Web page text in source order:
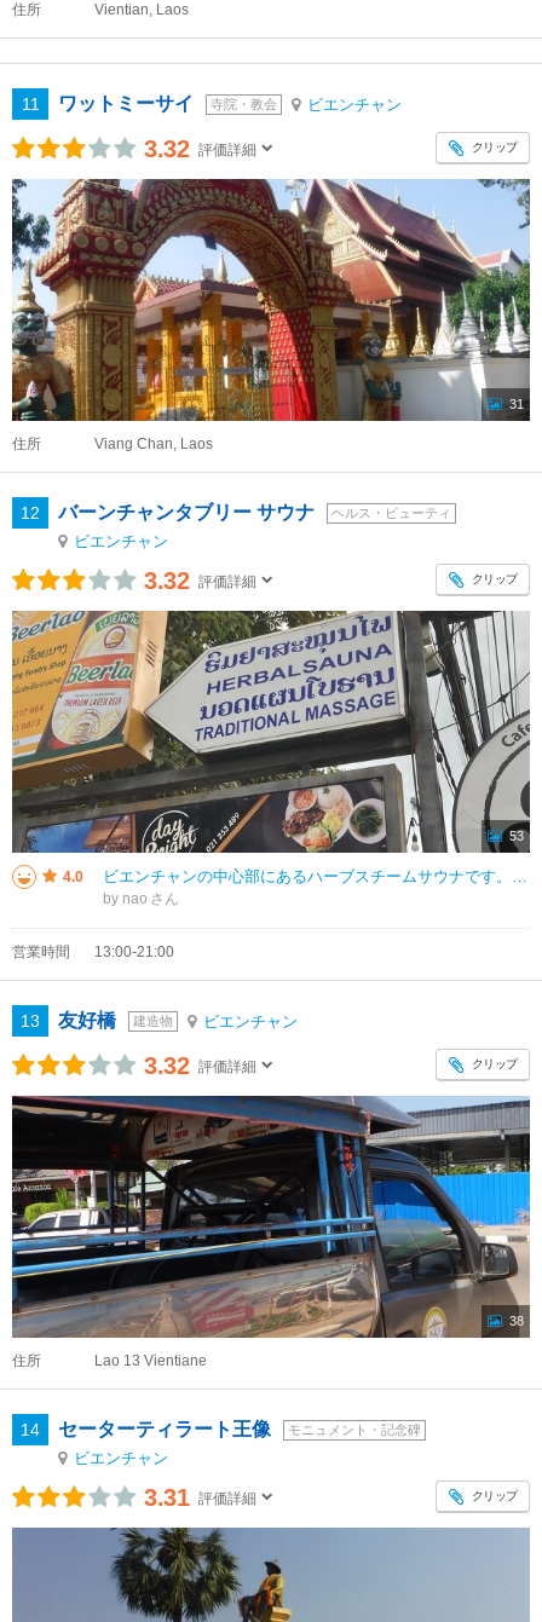
住所 Vientian, Laos
11 ワットミーサイ 寺院・教会 ビエンチャン
3.32 評価詳細 クリップ
31
住所 Viang Chan, Laos
12 バーンチャンタブリー サウナ ヘルス・ビューティ
ビエンチャン
3.32 評価詳細 クリップ
53
4.0 ビエンチャンの中心部にあるハーブスチームサウナです。路地裏みたいなところにあるので、初めてだと少し迷うかも知れません。 営業はPM１時～PM８時。 今回5年半ぶりの旅で立ち寄りましたが、ほぼ変わりなかったですが、
by nao
営業時間 13:00-21:00
13 友好橋 建造物 ビエンチャン
3.32 評価詳細 クリップ
38
住所 Lao 13 Vientiane
14 セーターティラート王像 モニュメント・記念碑
ビエンチャン
3.31 評価詳細 クリップ